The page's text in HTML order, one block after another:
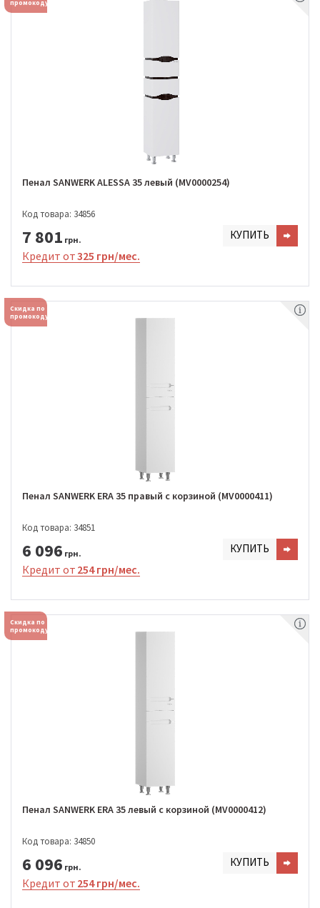
промокоду
Пенал SANWERK ALESSA 35 левый (MV0000254)
Код товара: 34856
7 801 грн. КУПИТЬ
Кредит от325 грн/мес.
Скидка по
промокоду
Пенал SANWERK ERA 35 правый с корзиной (MV0000411)
Код товара: 34851
6 096 грн. КУПИТЬ
Кредит от 254 грн/мес.
Скидка по
промокоду
Пенал SANWERK ERA 35 левый с корзиной (MV0000412)
Код товара: 34850
6 096 грн. КУПИТЬ
Кредит от 254 грн/мес.